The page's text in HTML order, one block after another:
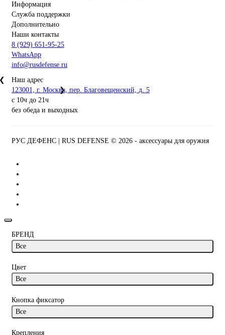
Информация
Служба поддержки
Дополнительно
Наши контакты
8 (929) 651-95-25
WhatsApp
info@rusdefense.ru
Наш адрес
❯
123001, г. Москва, пер. Благовещенский, д. 5
с 10ч до 21ч
без обеда и выходных
РУС ДЕФЕНС | RUS DEFENSE © 2026 - аксессуары для оружия
БРЕНД
Все
Цвет
Все
Кнопка фиксатор
Все
Крепления